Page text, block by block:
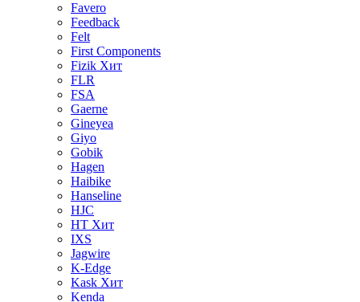
Favero
Feedback
Felt
First Components
Fizik Хит
FLR
FSA
Gaerne
Gineyea
Giyo
Gobik
Hagen
Haibike
Hanseline
HJC
HT Хит
IXS
Jagwire
K-Edge
Kask Хит
Kenda